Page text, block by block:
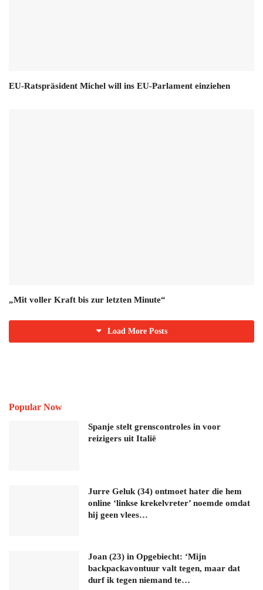
EU-Ratspräsident Michel will ins EU-Parlament einziehen
„Mit voller Kraft bis zur letzten Minute“
Load More Posts
Popular Now
Spanje stelt grenscontroles in voor
reizigers uit Italië
Jurre Geluk (34) ontmoet hater die hem
online ‘linkse krekelvreter’ noemde omdat
hij geen vlees…
Joan (23) in Opgebiecht: ‘Mijn
backpackavontuur valt tegen, maar dat
durf ik tegen niemand te…